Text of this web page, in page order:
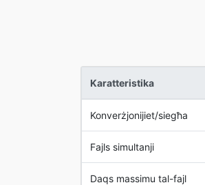
Karatteristika
Konverżjonijiet/siegħa
Fajls simultanji
Daqs massimu tal-fajl